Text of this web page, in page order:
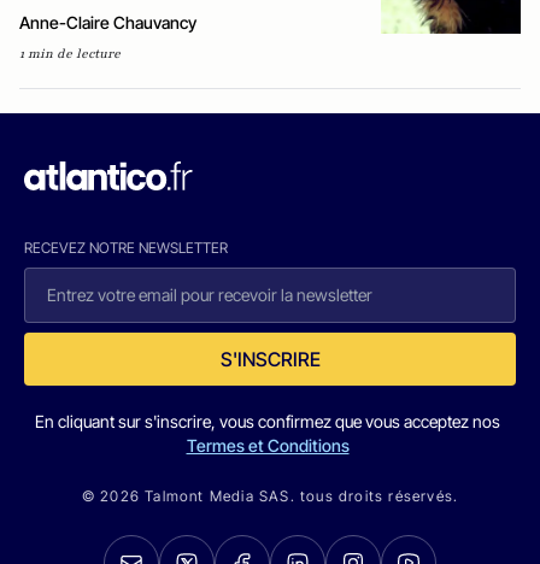
​Anne-Claire Chauvancy
1 min de lecture
RECEVEZ NOTRE NEWSLETTER
S'INSCRIRE
En cliquant sur s'inscrire, vous confirmez que vous acceptez nos
Termes et Conditions
© 2026 Talmont Media SAS. tous droits réservés.